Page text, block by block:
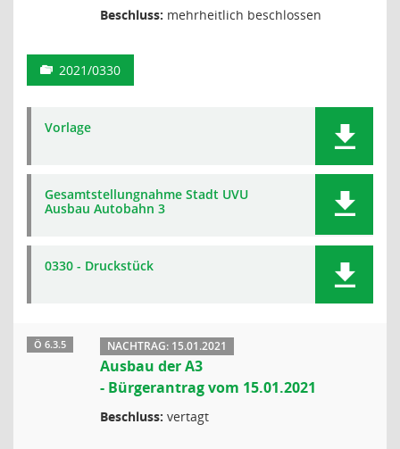
Beschluss: mehrheitlich beschlossen
2021/0330
Vorlage
Gesamtstellungnahme Stadt UVU
Ausbau Autobahn 3
0330 - Druckstück
Ö 6.3.5 NACHTRAG: 15.01.2021
Ausbau der A3
- Bürgerantrag vom 15.01.2021
Beschluss: vertagt